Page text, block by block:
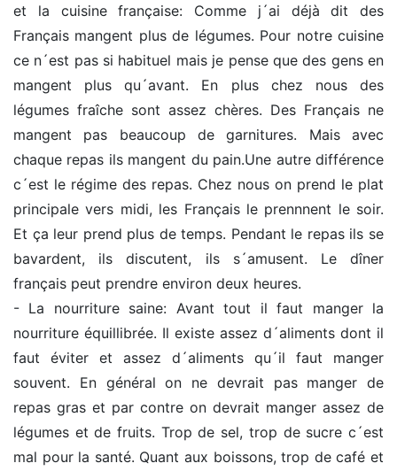
et la cuisine française: Comme j´ai déjà dit des
Français mangent plus de légumes. Pour notre cuisine
ce n´est pas si habituel mais je pense que des gens en
mangent plus qu´avant. En plus chez nous des
légumes fraîche sont assez chères. Des Français ne
mangent pas beaucoup de garnitures. Mais avec
chaque repas ils mangent du pain.Une autre différence
c´est le régime des repas. Chez nous on prend le plat
principale vers midi, les Français le prennnent le soir.
Et ça leur prend plus de temps. Pendant le repas ils se
bavardent, ils discutent, ils s´amusent. Le dîner
français peut prendre environ deux heures.
- La nourriture saine: Avant tout il faut manger la
nourriture équillibrée. Il existe assez d´aliments dont il
faut éviter et assez d´aliments qu´il faut manger
souvent. En général on ne devrait pas manger de
repas gras et par contre on devrait manger assez de
légumes et de fruits. Trop de sel, trop de sucre c´est
mal pour la santé. Quant aux boissons, trop de café et